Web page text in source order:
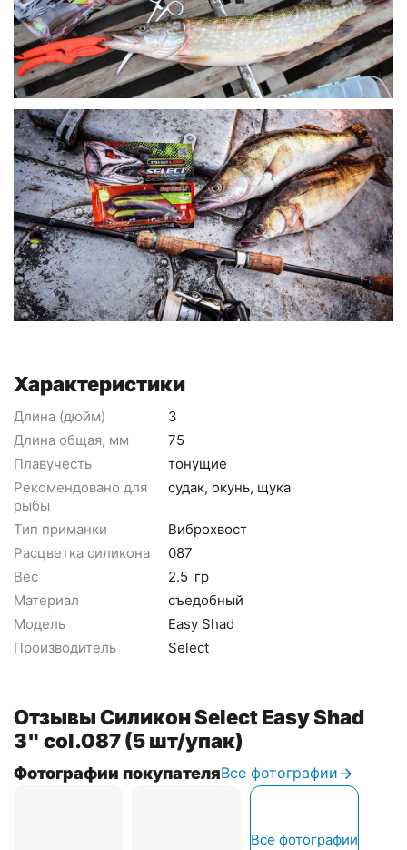
Характеристики
Длина (дюйм)
3
Длина общая, мм
75
Плавучесть
тонущие
Рекомендовано для
рыбы
cудак, окунь, щука
Тип приманки
Виброхвост
Расцветка силикона
087
Вес
2.5 гр
Материал
съедобный
Модель
Easy Shad
Производитель
Select
Отзывы Силикон Select Easy Shad
3" col.087 (5 шт/упак)
Фотографии покупателяВсе фотографии
Все фотографии